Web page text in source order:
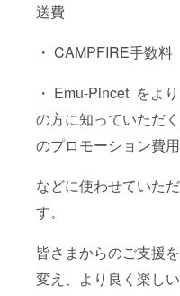
送費
・ CAMPFIRE手数料
・ Emu-Pincet をより
の方に知っていただ
のプロモーション費用
などに使わせていた
す。
皆さまからのご支援
変え、より良く楽し